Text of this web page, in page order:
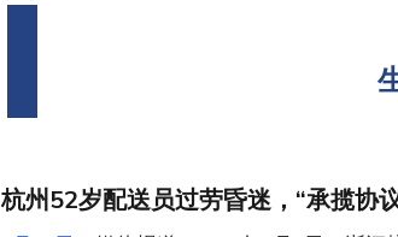
杭州52岁配送员过劳昏迷，“承揽协